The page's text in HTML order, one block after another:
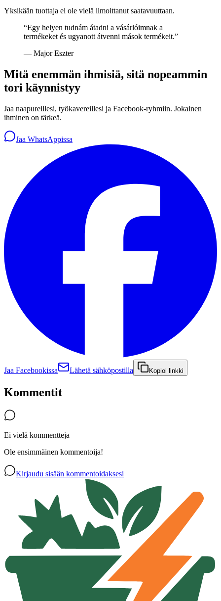
Yksikään tuottaja ei ole vielä ilmoittanut saatavuuttaan.
“Egy helyen tudnám átadni a vásárlóimnak a
termékeket és ugyanott átvenni mások termékeit.”
— Major Eszter
Mitä enemmän ihmisiä, sitä nopeammin
tori käynnistyy
Jaa naapureillesi, työkavereillesi ja Facebook-ryhmiin. Jokainen
ihminen on tärkeä.
Jaa WhatsAppissa
Jaa Facebookissa Lähetä sähköpostilla Kopioi linkki
Kommentit
Ei vielä kommentteja
Ole ensimmäinen kommentoija!
Kirjaudu sisään kommentoidaksesi